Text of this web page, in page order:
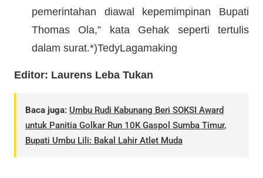
pemerintahan diawal kepemimpinan Bupati
Thomas Ola,” kata Gehak seperti tertulis
dalam surat.*)TedyLagamaking
Editor: Laurens Leba Tukan
Baca juga: Umbu Rudi Kabunang Beri SOKSI Award
untuk Panitia Golkar Run 10K Gaspol Sumba Timur,
Bupati Umbu Lili: Bakal Lahir Atlet Muda